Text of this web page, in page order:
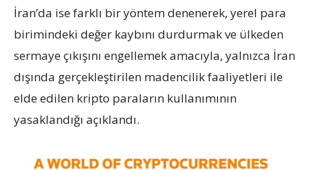
İran’da ise farklı bir yöntem denenerek, yerel para
birimindeki değer kaybını durdurmak ve ülkeden
sermaye çıkışını engellemek amacıyla, yalnızca İran
dışında gerçekleştirilen madencilik faaliyetleri ile
elde edilen kripto paraların kullanımının
yasaklandığı açıklandı.